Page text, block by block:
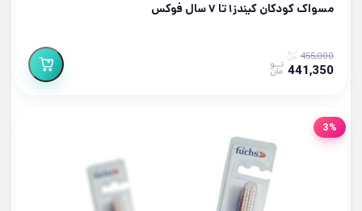
مسواک کودکان کیندز۱ تا ۷ سال فوکس
455,000
441,350
3%